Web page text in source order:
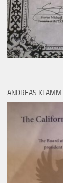
ANDREAS KLAMM